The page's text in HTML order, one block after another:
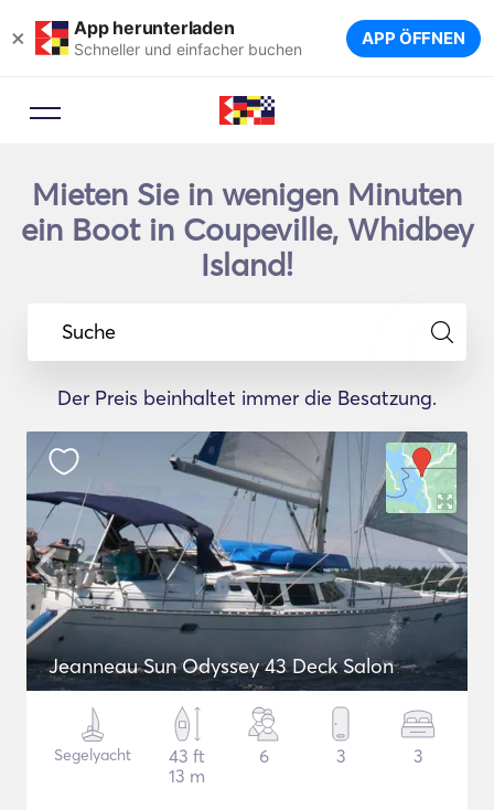
× App herunterladen
Schneller und einfacher buchen APP ÖFFNEN
Mieten Sie in wenigen Minuten
ein Boot in Coupeville, Whidbey
Island!
Suche
Der Preis beinhaltet immer die Besatzung.
Jeanneau Sun Odyssey 43 Deck Salon
Segelyacht
43 ft
13 m
6 3 3